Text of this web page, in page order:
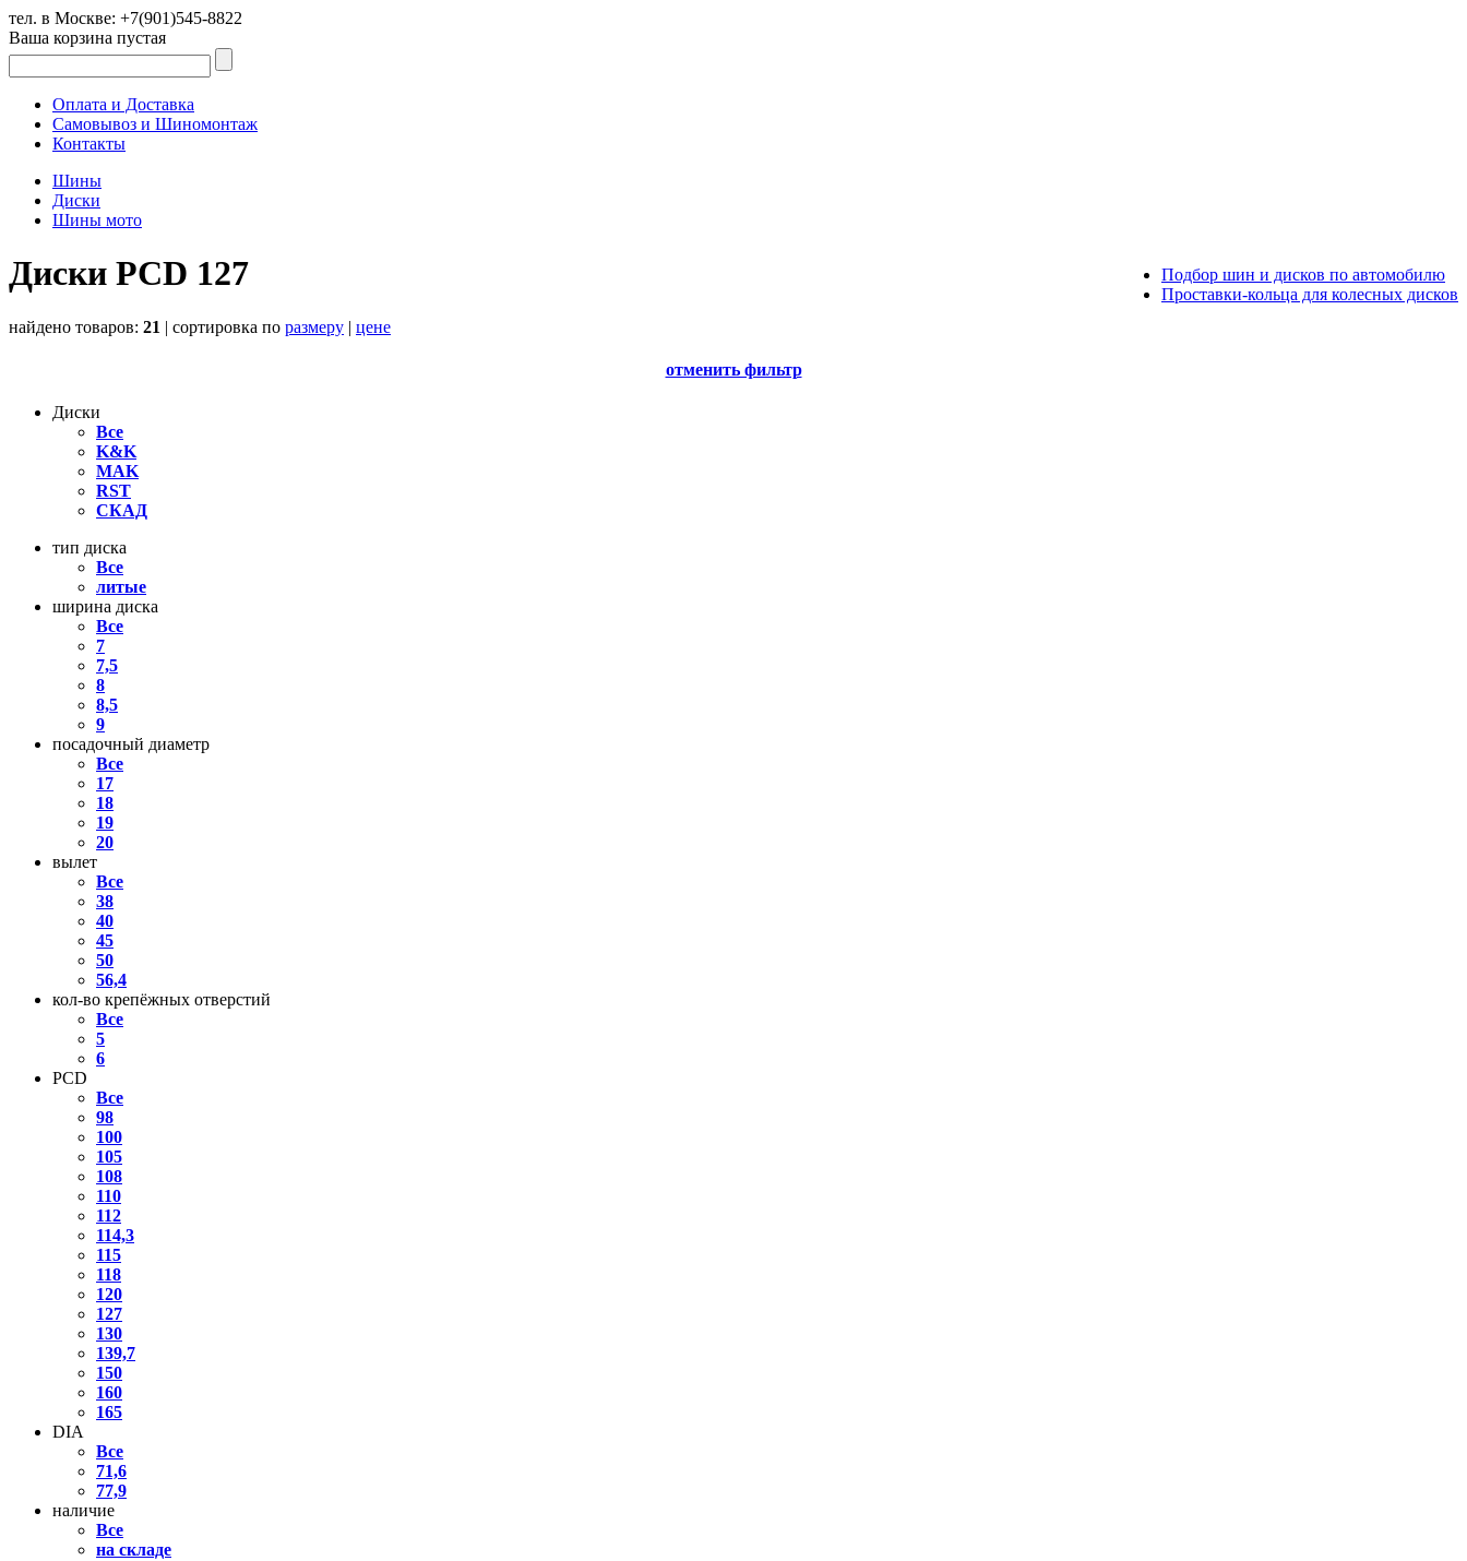
тел. в Москве: +7(901)545-8822
Ваша корзина пустая
Оплата и Доставка
Самовывоз и Шиномонтаж
Контакты
Шины
Диски
Шины мото
Подбор шин и дисков по автомобилю
Проставки-кольца для колесных дисков
Диски PCD 127
найдено товаров: 21 | cортировка по размеру | цене
отменить фильтр
Диски
Все
K&K
MAK
RST
СКАД
тип диска
Все
литые
ширина диска
Все
7
7,5
8
8,5
9
посадочный диаметр
Все
17
18
19
20
вылет
Все
38
40
45
50
56,4
кол-во крепёжных отверстий
Все
5
6
PCD
Все
98
100
105
108
110
112
114,3
115
118
120
127
130
139,7
150
160
165
DIA
Все
71,6
77,9
наличие
Все
на складе